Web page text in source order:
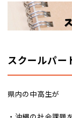
スクールパー
県内の中高生が